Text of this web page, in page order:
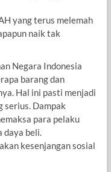
yang terus melemah
naik tak
Negara Indonesia
barang dan
Hal ini pasti menjadi
serius. Dampak
para pelaku
daya beli.
kesenjangan sosial